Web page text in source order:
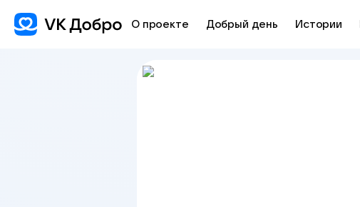
О проекте Добрый день Истории